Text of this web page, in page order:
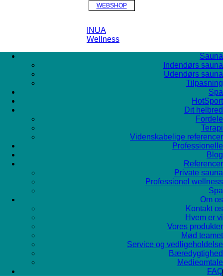
WEBSHOP
INUA
Wellness
Sauna
Indendørs sauna
Udendørs sauna
Tilpasning
Spa
HotSport
Dit helbred
Fordele
Terapi
Videnskabelige referencer
Professionelle
Blog
Referencer
Private sauna
Professionel wellness
Spa
Om os
Kontakt os
Hvem er vi
Vores produkter
Mød teamet
Service og vedligeholdelse
Bæredygtighed
Medieomtale
FAQ